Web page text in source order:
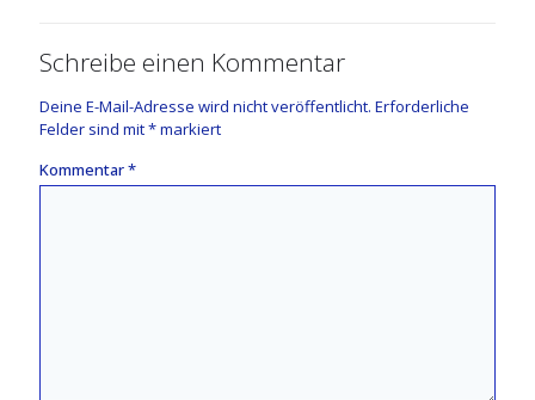
Schreibe einen Kommentar
Deine E-Mail-Adresse wird nicht veröffentlicht. Erforderliche
Felder sind mit*markiert
Kommentar*